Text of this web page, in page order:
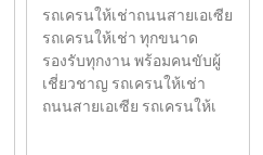
รถเครนให้เช่าถนนสายเอเซีย
รถเครนให้เช่า ทุกขนาด
รองรับทุกงาน พร้อมคนขับผู้
เชี่ยวชาญ รถเครนให้เช่า
ถนนสายเอเซีย รถเครนให้เ